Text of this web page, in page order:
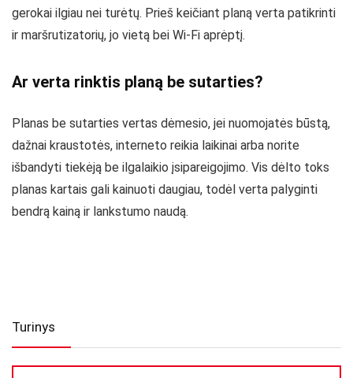
gerokai ilgiau nei turėtų. Prieš keičiant planą verta patikrinti
ir maršrutizatorių, jo vietą bei Wi-Fi aprėptį.
Ar verta rinktis planą be sutarties?
Planas be sutarties vertas dėmesio, jei nuomojatės būstą,
dažnai kraustotės, interneto reikia laikinai arba norite
išbandyti tiekėją be ilgalaikio įsipareigojimo. Vis dėlto toks
planas kartais gali kainuoti daugiau, todėl verta palyginti
bendrą kainą ir lankstumo naudą.
Turinys